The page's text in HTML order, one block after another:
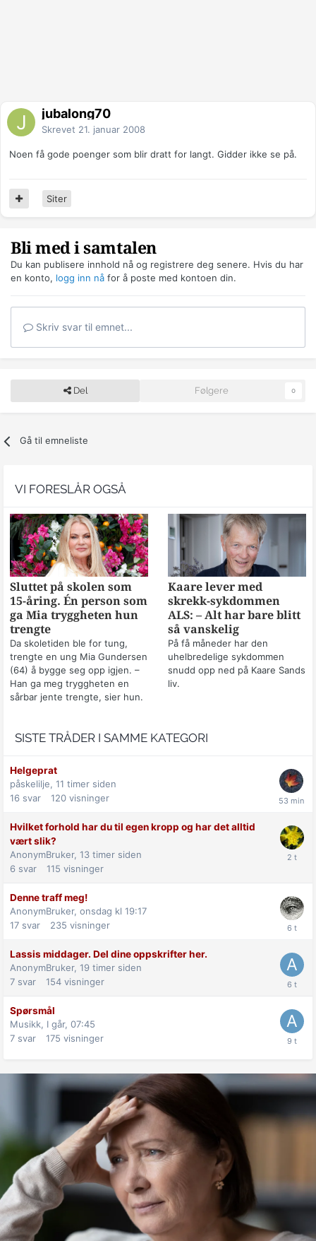
jubalong70
Skrevet 21. januar 2008
Noen få gode poenger som blir dratt for langt. Gidder ikke se på.
Siter
Bli med i samtalen
Du kan publisere innhold nå og registrere deg senere. Hvis du har
en konto, logg inn nå for å poste med kontoen din.
Skriv svar til emnet...
Del Følgere 0
Gå til emneliste
VI FORESLÅR OGSÅ
Sluttet på skolen som
15-åring. Én person som
ga Mia tryggheten hun
trengte
Da skoletiden ble for tung,
trengte en ung Mia Gundersen
(64) å bygge seg opp igjen. –
Han ga meg tryggheten en
sårbar jente trengte, sier hun.
Kaare lever med
skrekk-sykdommen
ALS: – Alt har bare blitt
så vanskelig
På få måneder har den
uhelbredelige sykdommen
snudd opp ned på Kaare Sands
liv.
SISTE TRÅDER I SAMME KATEGORI
Helgeprat
påskelilje, 11 timer siden
16 svar 120 visninger
Hvilket forhold har du til egen kropp og har det alltid
vært slik?
AnonymBruker, 13 timer siden
6 svar 115 visninger
Denne traff meg!
AnonymBruker, onsdag kl 19:17
17 svar 235 visninger
Lassis middager. Del dine oppskrifter her.
AnonymBruker, 19 timer siden
7 svar 154 visninger
Spørsmål
Musikk, I går, 07:45
7 svar 175 visninger